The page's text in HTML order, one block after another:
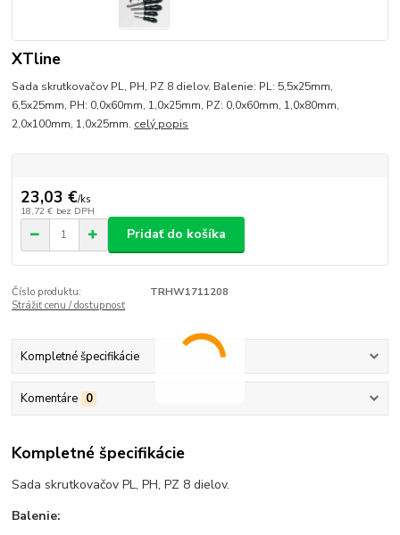
XTline
Sada skrutkovačov PL, PH, PZ 8 dielov. Balenie: PL: 5,5x25mm,
6,5x25mm, PH: 0,0x60mm, 1,0x25mm, PZ: 0,0x60mm, 1,0x80mm,
2,0x100mm, 1,0x25mm. celý popis
23,03 €/ks
18,72 € bez DPH
Pridať do košíka
Číslo produktu:
TRHW1711208
Strážiť cenu / dostupnosť
Kompletné špecifikácie
Komentáre 0
Kompletné špecifikácie
Sada skrutkovačov PL, PH, PZ 8 dielov.
Balenie: